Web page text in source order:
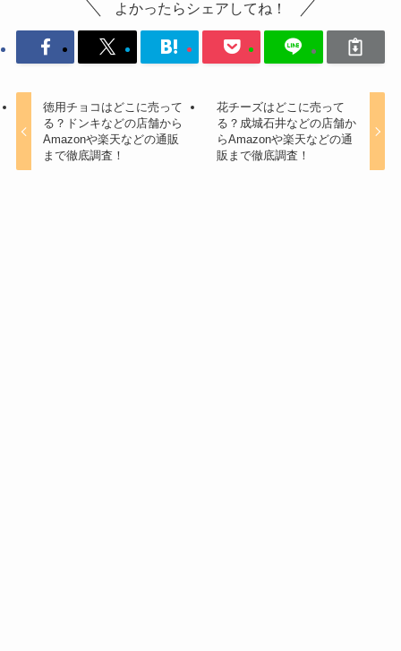
よかったらシェアしてね！
徳用チョコはどこに売って
る？ドンキなどの店舗から
Amazonや楽天などの通販
まで徹底調査！
花チーズはどこに売って
る？成城石井などの店舗か
らAmazonや楽天などの通
販まで徹底調査！